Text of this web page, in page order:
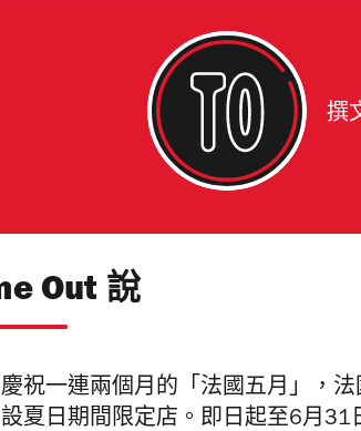
撰
Out 說
祝一連兩個月的「法國五月」，法
夏日期間限定店。即日起至6月31